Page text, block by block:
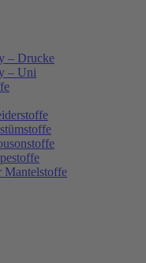
– Drucke
– Uni
Mantelstoffe